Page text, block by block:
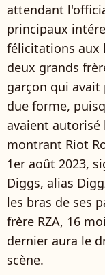
attendant
principaux
félicitations aux
deux grands
garçon qui avait
due forme,
avaient
montrant Riot
1er août 2023,
Diggs, alias
les bras de ses
frère RZA, 16
dernier aura le
scène.